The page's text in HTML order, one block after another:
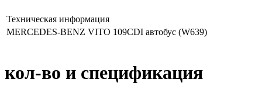
Техническая информация
MERCEDES-BENZ VITO 109CDI автобус (W639)
кол-во и спецификация